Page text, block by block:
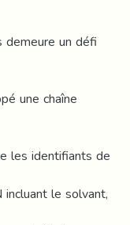
demeure un défi
une chaîne
les identifiants de
le solvant,